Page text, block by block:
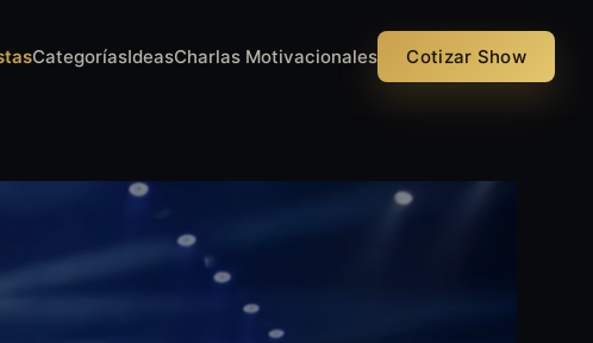
CategoríasIdeasCharlas Motivacionales Cotizar Show